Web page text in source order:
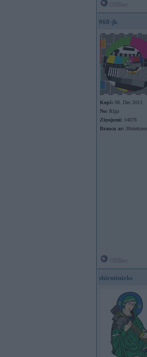
968-jk
Kopš: 08. Dec 2013
No: Rīga
Ziņojumi: 14076
Braucu ar: 30niekiem
shirminieks